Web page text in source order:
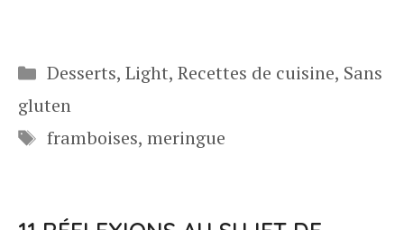
Catégories
Desserts, Light, Recettes de cuisine, Sans
gluten
Étiquettes
framboises, meringue